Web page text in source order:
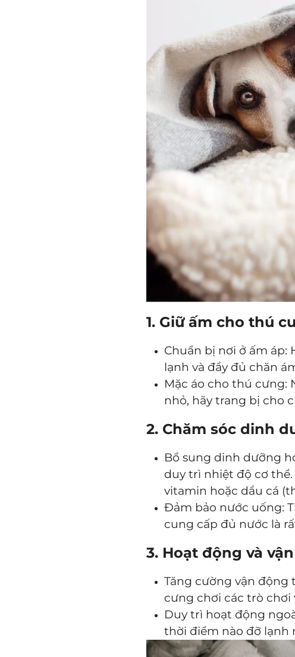
1. Giữ ấm cho thú
Chuẩn bị nơi ở ấm áp:
lạnh và đầy đủ chăn
Mặc áo cho thú cưng:
nhỏ, hãy trang bị cho
2. Chăm sóc dinh
Bổ sung dinh dưỡng
duy trì nhiệt độ cơ
vitamin hoặc dầu cá
Đảm bảo nước uống:
cung cấp đủ nước là
3. Hoạt động và
Tăng cường vận động
cưng chơi các trò
Duy trì hoạt động
thời điểm nào đỡ lạnh